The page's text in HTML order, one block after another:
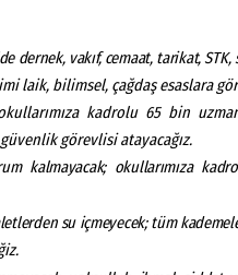
dernek, vakıf, cemaat, tarikat,STK,
laik, bilimsel, çağdaş esaslara
kadrolu 65 bin
görevlisi atayacağız.
kalmayacak; okullarımıza
su içmeyecek; tüm